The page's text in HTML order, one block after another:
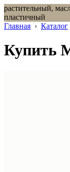
растительный,
пластичный
Главная › Каталог
Купить